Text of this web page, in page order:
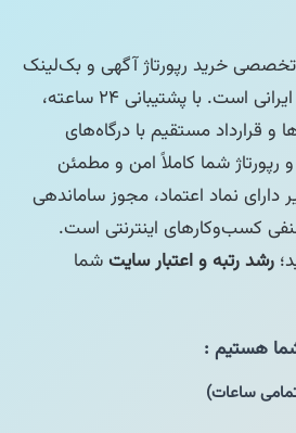
خرید رپورتاژ آگهی و بک‌لینک
از معتبرترین سایت‌های ایرانی است. با پشتیبانی ۲۴ ساعته،
و قرارداد مستقیم با درگاه‌های
شما کاملاً امن و مطمئن
نماد اعتماد، مجوز ساماندهی
کسب‌وکارهای اینترنتی است.
رشد رتبه و اعتبار سایتشما
ساعات)